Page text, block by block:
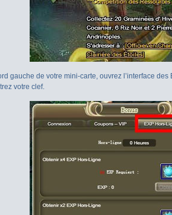
gauche de votre mini-carte, ouvrez l’interface
votre clef.